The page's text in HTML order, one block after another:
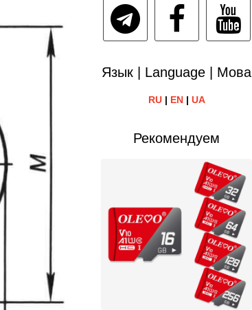
Язык | Language | Мова
RU| EN| UA
Рекомендуем